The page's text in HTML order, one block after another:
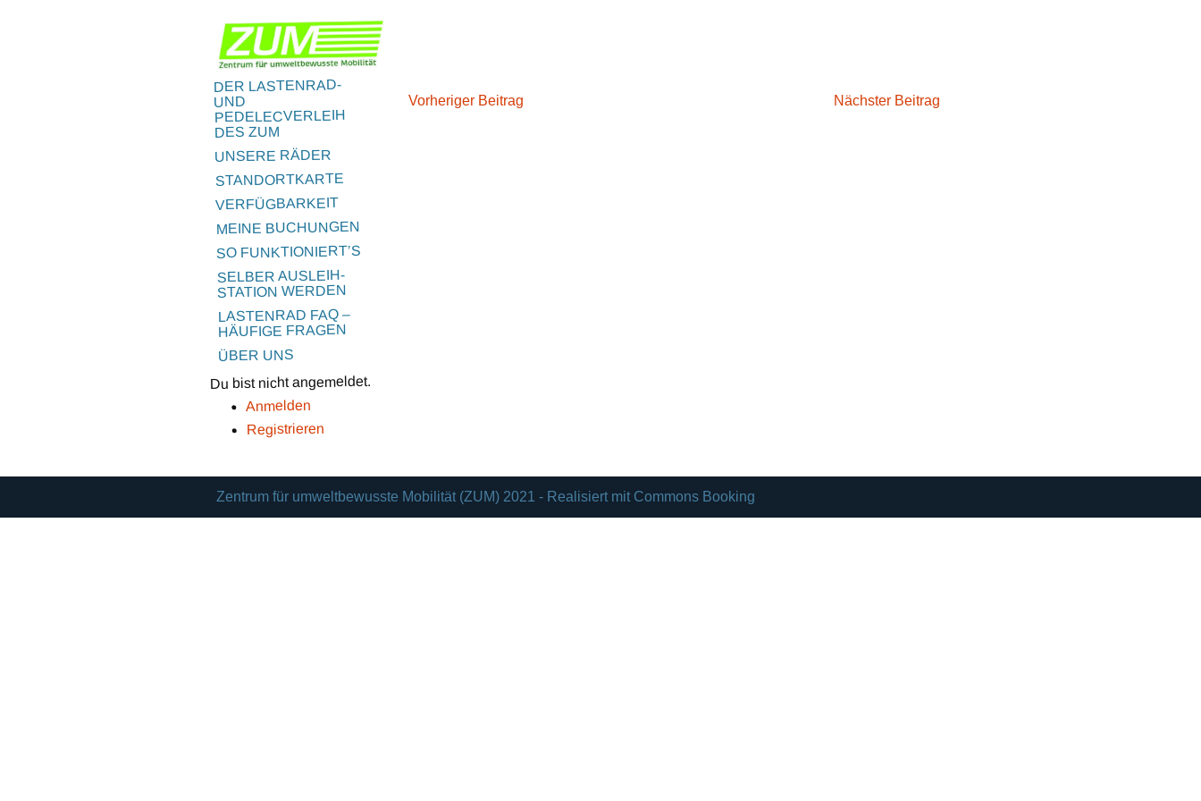
DER LASTENRAD-
UND
PEDELECVERLEIH
DES ZUM
UNSERE RÄDER
STANDORTKARTE
VERFÜGBARKEIT
MEINE BUCHUNGEN
SO FUNKTIONIERT’S
SELBER AUSLEIH-
STATION WERDEN
LASTENRAD FAQ –
HÄUFIGE FRAGEN
ÜBER UNS
Du bist nicht angemeldet.
Anmelden
Registrieren
BEITRAGSNAVIGATION
Vorheriger Beitrag Nächster Beitrag
Zentrum für umweltbewusste Mobilität (ZUM) 2021 - Realisiert mit Commons Booking